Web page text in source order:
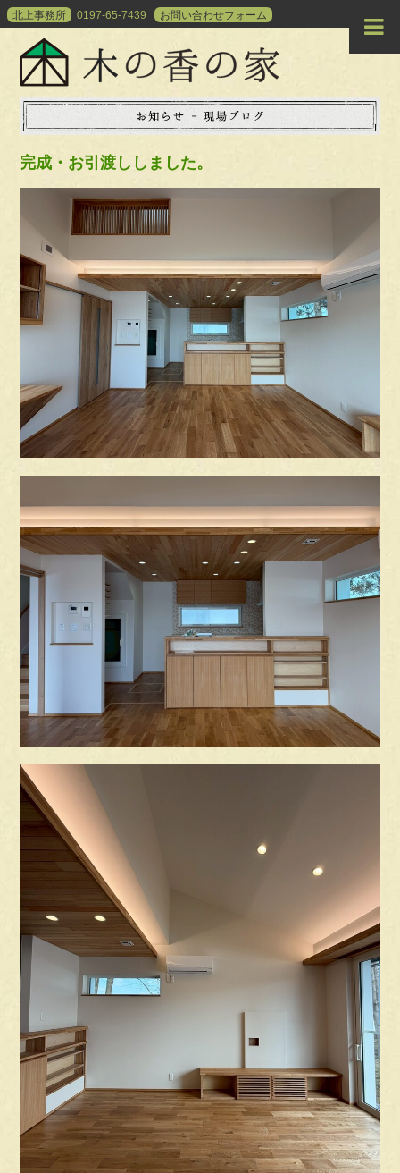
北上事務所 0197-65-7439 お問い合わせフォーム
完成・お引渡ししました。